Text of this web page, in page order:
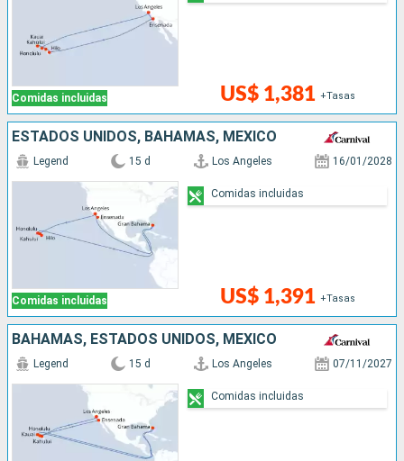
Comidas incluidas US$ 1,381 +Tasas
ESTADOS UNIDOS, BAHAMAS, MÉXICO
Comidas incluidas
Legend 15 d Los Angeles 16/01/2028
US$ 1,391 +Tasas
Comidas incluidas
BAHAMAS, ESTADOS UNIDOS, MÉXICO
Legend 15 d Los Angeles 07/11/2027
Comidas incluidas